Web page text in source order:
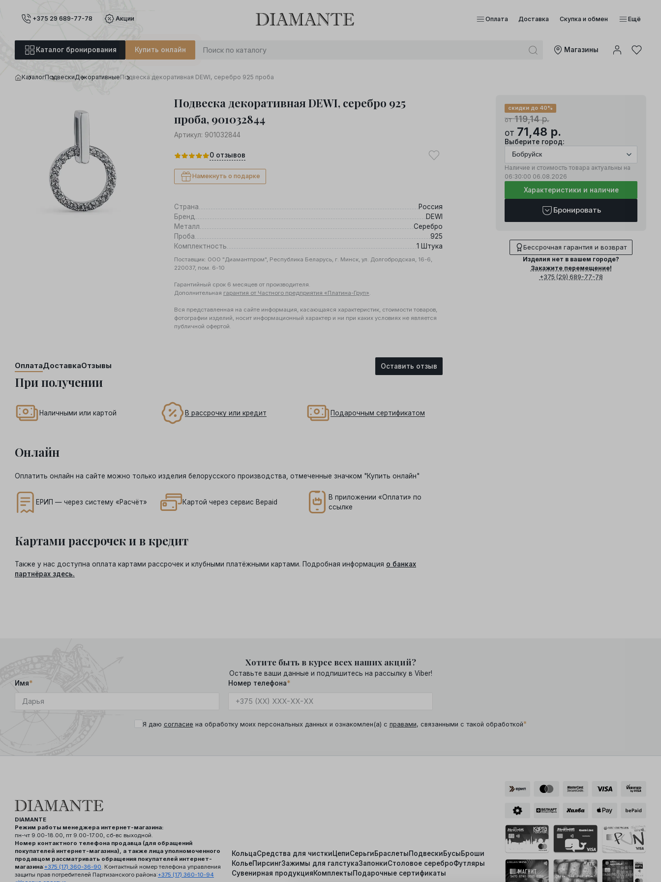
+375 29 689-77-78 Акции Оплата Доставка Скупка и обмен Ещё
Каталог бронирования Купить онлайн Mагазины
0 : 0 0
КаталогПодвескиДекоративныеПодвеска декоративная DEWI, серебро 925 проба
Подвеска декоративная DEWI, серебро 925
проба, 901032844
Артикул: 901032844
0 отзывов
Намекнуть о подарке
от119,14р.
скидки до 40%
от 71,48 р.
Выберите город:
Наличие и стоимость товара актуальны на
06:30:00 06.08.2026
Характеристики и наличие
Бронировать
Бессрочная гарантия и возврат
Изделия нет в вашем городе?
Закажите перемещение!
+375 (29) 689-77-78
Страна
Россия
Бренд
DEWI
Металл
Серебро
Проба
925
Комплектность
1 Штука
Поставщик: ООО "Диамантпром", Республика Беларусь, г. Минск, ул. Долгобродская, 16-6,
220037, пом. 6-10
Гарантийный срок 6 месяцев от производителя.
Дополнительная гарантия от Частного предприятия «Платина-Груп»
Вся представленная на сайте информация, касающаяся характеристик, стоимости товаров,
фотографии изделий, носит информационный характер и ни при каких условиях не является
публичной офертой.
Оплата
При получении
Наличными или картой В рассрочку или кредит Подарочным сертификатом
Онлайн
Оплатить онлайн на сайте можно только изделия белорусского производства, отмеченные значком "Купить онлайн"
ЕРИП — через систему «Расчёт» Картой через сервис Bepaid
В приложении «Оплати» по
ссылке
Картами рассрочек и в кредит
Также у нас доступна оплата картами рассрочек и клубными платёжными картами. Подробная информация о банках
партнёрах здесь.
ДоставкаОтзывы Оставить отзыв
Хотите быть в курсе всех наших акций?
Оставьте ваши данные и подпишитесь на рассылку в Viber!
Имя* Номер телефона*
Я даю согласие на обработку моих персональных данных и ознакомлен(а) с правами, связанными с такой обработкой*
DIAMANTE
Режим работы менеджера интернет-магазина:
пн-чт 9.00-18.00, пт 9.00-17.00, сб-вс выходной.
Номер контактного телефона продавца (для обращений
покупателей интернет-магазина), а также лица уполномоченного
продавцом рассматривать обращения покупателей интернет-
магазина:+375 (17) 360-36-90. Контактный номер телефона управления
защиты прав потребителей Партизанского района:+375 (17) 360-10-94
КольцаСредства для чисткиЦепиСерьгиБраслетыПодвескиБусыБроши
КольеПирсингЗажимы для галстукаЗапонкиСтоловое сереброФутляры
Сувенирная продукцияКомплектыПодарочные сертификаты